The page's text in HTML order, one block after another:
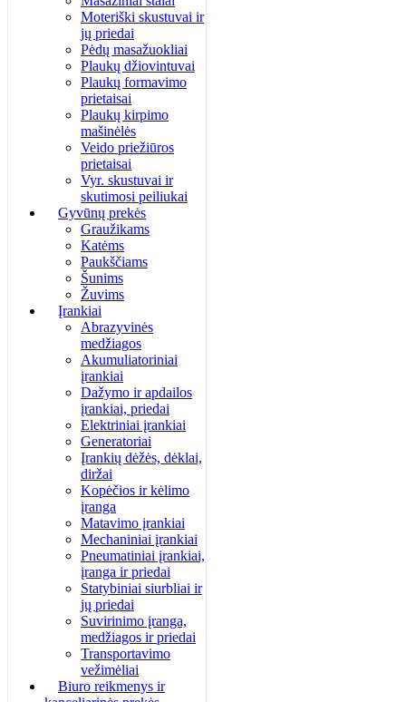
Moteriški skustuvai ir
jų priedai
Pėdų masažuokliai
Plaukų džiovintuvai
Plaukų formavimo
prietaisai
Plaukų kirpimo
mašinėlės
Veido priežiūros
prietaisai
Vyr. skustuvai ir
skutimosi peiliukai
Gyvūnų prekės
Graužikams
Katėms
Paukščiams
Šunims
Žuvims
Įrankiai
Abrazyvinės
medžiagos
Akumuliatoriniai
įrankiai
Dažymo ir apdailos
įrankiai, priedai
Elektriniai įrankiai
Generatoriai
Įrankių dėžės, dėklai,
diržai
Kopėčios ir kėlimo
įranga
Matavimo įrankiai
Mechaniniai įrankiai
Pneumatiniai įrankiai,
įranga ir priedai
Statybiniai siurbliai ir
jų priedai
Suvirinimo įranga,
medžiagos ir priedai
Transportavimo
vežimėliai
Biuro reikmenys ir